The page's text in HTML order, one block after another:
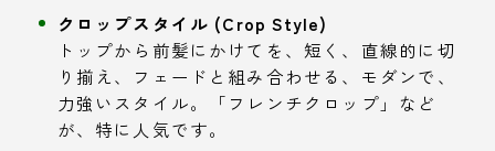
クロップスタイル (Crop Style)
トップから前髪にかけてを、短く、直線的に切
り揃え、フェードと組み合わせる、モダンで、
力強いスタイル。「フレンチクロップ」など
が、特に人気です。